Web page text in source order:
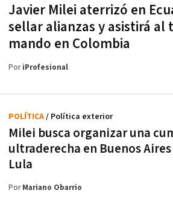
Javier Milei aterrizó en
sellar alianzas y asistirá al
mando en Colombia
PoriProfesional
Milei busca organizar una
ultraderecha en Buenos
Lula
POLÍTICA/ Política exterior
PorMariano Obarrio